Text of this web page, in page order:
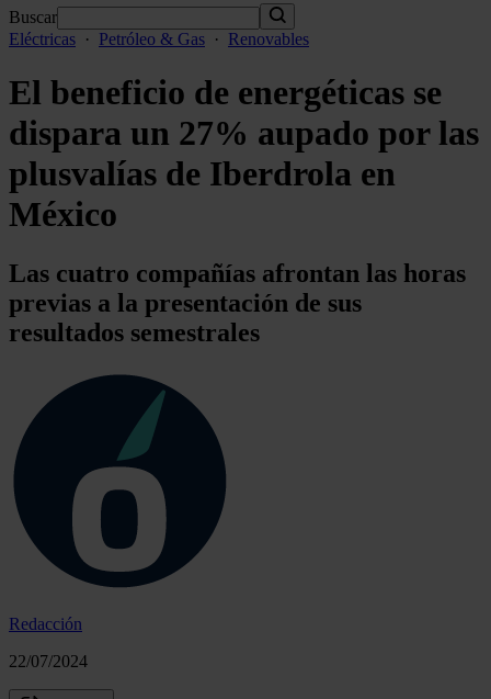
Buscar
Eléctricas · Petróleo & Gas · Renovables
El beneficio de energéticas se
dispara un 27% aupado por las
plusvalías de Iberdrola en
México
Las cuatro compañías afrontan las horas
previas a la presentación de sus
resultados semestrales
Redacción
22/07/2024